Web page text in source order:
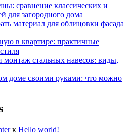
сравнение классических и
для загородного дома
материал для облицовки фасада
в квартире: практичные
монтаж стальных навесов: виды,
доме своими руками: что можно
к Hello world!